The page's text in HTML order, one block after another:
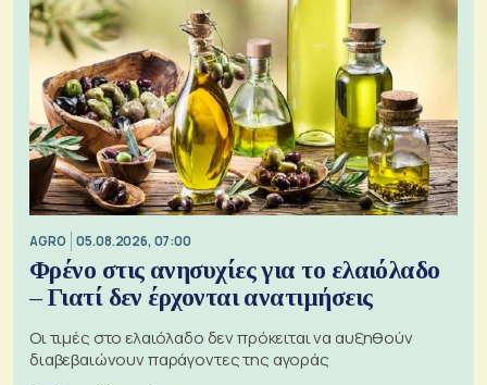
AGRO 05.08.2026, 07:00
Φρένο στις ανησυχίες για το ελαιόλαδο
– Γιατί δεν έρχονται ανατιμήσεις
Οι τιμές στο ελαιόλαδο δεν πρόκειται να αυξηθούν
διαβεβαιώνουν παράγοντες της αγοράς